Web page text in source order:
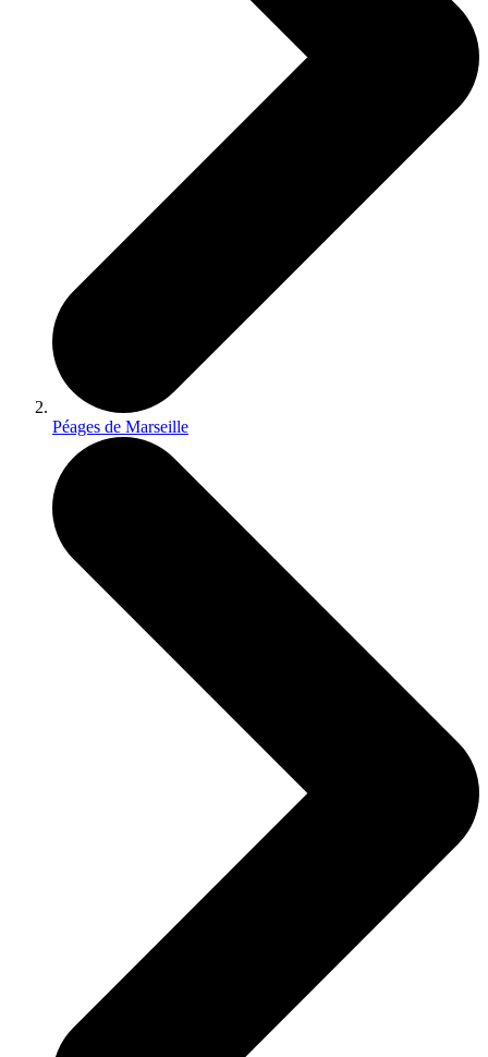
Péages de Marseille